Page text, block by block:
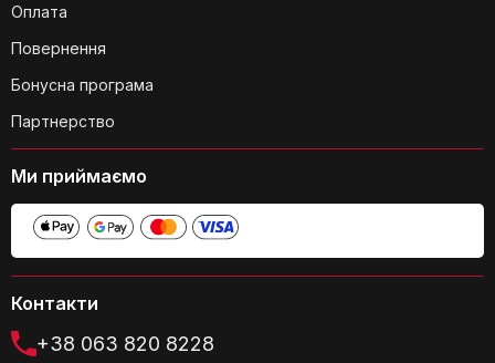
звуку в кімнаті?
На які поверхні можна наклеїти ці
акустичні панелі?
Контакти
+38 063 820 8228
Оплата
Повернення
Бонусна програма
Партнерство
Ми приймаємо